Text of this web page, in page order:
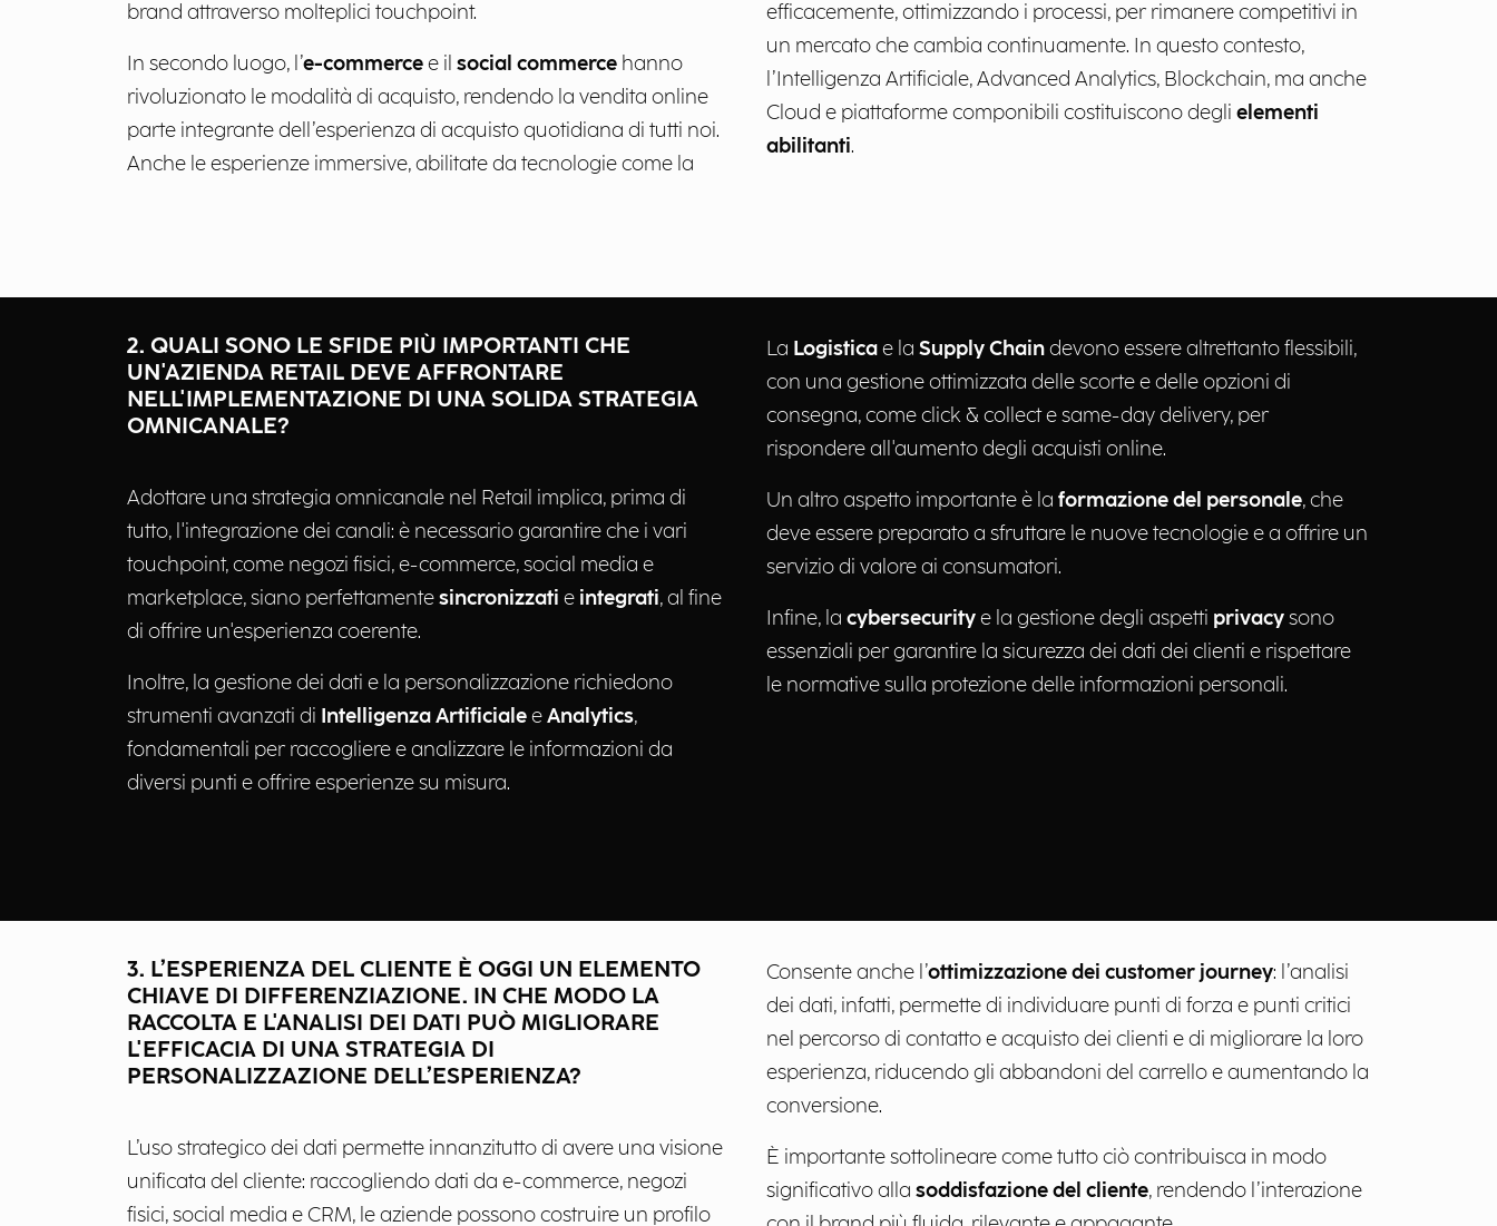
brand attraverso molteplici touchpoint.
In secondo luogo, l’e-commercee il social commerce hanno
rivoluzionato le modalità di acquisto, rendendo la vendita online
parte integrante dell’esperienza di acquisto quotidiana di tutti noi.
Anche le esperienze immersive, abilitate da tecnologie come la
efficacemente, ottimizzando i processi, per rimanere competitivi in
un mercato che cambia continuamente. In questo contesto,
l’Intelligenza Artificiale, Advanced Analytics, Blockchain, ma anche
Cloud e piattaforme componibili costituiscono degli elementi
abilitanti.
2. QUALI SONO LE SFIDE PIÙ IMPORTANTI CHE
UN'AZIENDA RETAIL DEVE AFFRONTARE
NELL'IMPLEMENTAZIONE DI UNA SOLIDA STRATEGIA
OMNICANALE?
Adottare una strategia omnicanale nel Retail implica, prima di
tutto, l'integrazione dei canali: è necessario garantire che i vari
touchpoint, come negozi fisici, e-commerce, social media e
marketplace, siano perfettamentesincronizzati e integrati, al fine
di offrire un'esperienza coerente.
Inoltre, la gestione dei dati e la personalizzazione richiedono
strumenti avanzati di Intelligenza ArtificialeeAnalytics,
fondamentali per raccogliere e analizzare le informazioni da
diversi punti e offrire esperienze su misura.
La Logisticae la Supply Chaindevono essere altrettanto flessibili,
con una gestione ottimizzata delle scorte e delle opzioni di
consegna, come click & collect e same-day delivery, per
rispondere all'aumento degli acquisti online.
Un altro aspetto importante è la formazione del personale, che
deve essere preparato a sfruttare le nuove tecnologie e a offrire un
servizio di valore ai consumatori.
Infine, la cybersecuritye la gestione degli aspetti privacysono
essenziali per garantire la sicurezza dei dati dei clienti e rispettare
le normative sulla protezione delle informazioni personali.
3. L’ESPERIENZA DEL CLIENTE È OGGI UN ELEMENTO
CHIAVE DI DIFFERENZIAZIONE. IN CHE MODO LA
RACCOLTA E L'ANALISI DEI DATI PUÒ MIGLIORARE
L'EFFICACIA DI UNA STRATEGIA DI
PERSONALIZZAZIONE DELL’ESPERIENZA?
L’uso strategico dei dati permette innanzitutto di avere una visione
unificata del cliente: raccogliendo dati da e-commerce, negozi
fisici, social media e CRM, le aziende possono costruire un profilo
Consente anche l’ottimizzazione dei customer journey: l’analisi
dei dati, infatti, permette di individuare punti di forza e punti critici
nel percorso di contatto e acquisto dei clienti e di migliorare la loro
esperienza, riducendo gli abbandoni del carrello e aumentando la
conversione.
È importante sottolineare come tutto ciò contribuisca in modo
significativo alla soddisfazione del cliente, rendendo l’interazione